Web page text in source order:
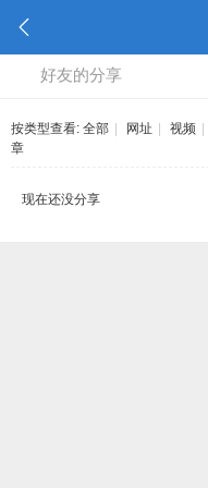
好友的分享
按类型查看: 全部 网址 视频
章
现在还没分享